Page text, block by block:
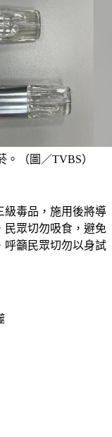
（圖／TVBS）
級毒品，施用後將導
民眾切勿吸食，避免
呼籲民眾切勿以身試